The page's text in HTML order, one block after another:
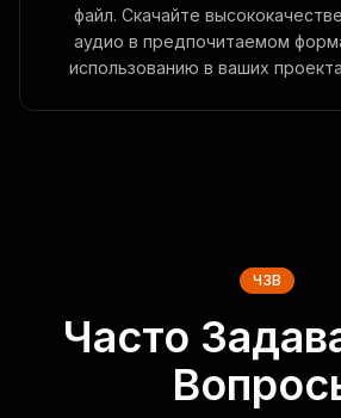
файл. Скачайте
аудио в предпочитаемом
использованию в ваших
ЧЗВ
Часто